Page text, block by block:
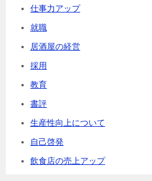
仕事力アップ
就職
居酒屋の経営
採用
教育
書評
生産性向上について
自己啓発
飲食店の売上アップ